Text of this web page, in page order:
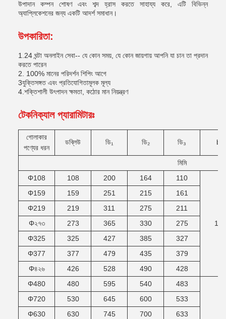
উপাদান কম্পন শোষণ এবং শব্দ হ্রাস করতে সাহায্য করে, এটি বিভিন্ন
অ্যাপ্লিকেশনের জন্য একটি আদর্শ সমাধান।
উপকারিতা:
1.24 ঘন্টা অনলাইন সেবা-- যে কোন সময়, যে কোন জায়গায় আপনি যা চান তা প্রদান
করতে পারেন
2. 100% মানের পরিদর্শন শিপিং আগে
3যুক্তিসঙ্গত এবং প্রতিযোগিতামূলক মূল্য
4.শক্তিশালী উৎপাদন ক্ষমতা, কঠোর মান নিয়ন্ত্রণ
টেকনিক্যাল প্যারামিটারঃ
গোলাকার
পণ্যের ধরন
ডব্লিউ ডি₁ ডি₂ ডি₃ b
মিমি
Φ108
108 200 164 110
10
Φ159 159 251 215
161
Φ219
219 311 275
211
Φ২৭৩
273 365 330
275
Φ325
325 427 385
327
Φ377
377 479 435
379
Φ৪২৬
426 528 490
428
Φ480
480 595 540 483
Φ720 530 645 600
533
Φ630
630 745 700 633